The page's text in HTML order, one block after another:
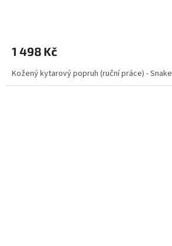
1 498 Kč
Kožený kytarový popruh (ruční práce) - Snake